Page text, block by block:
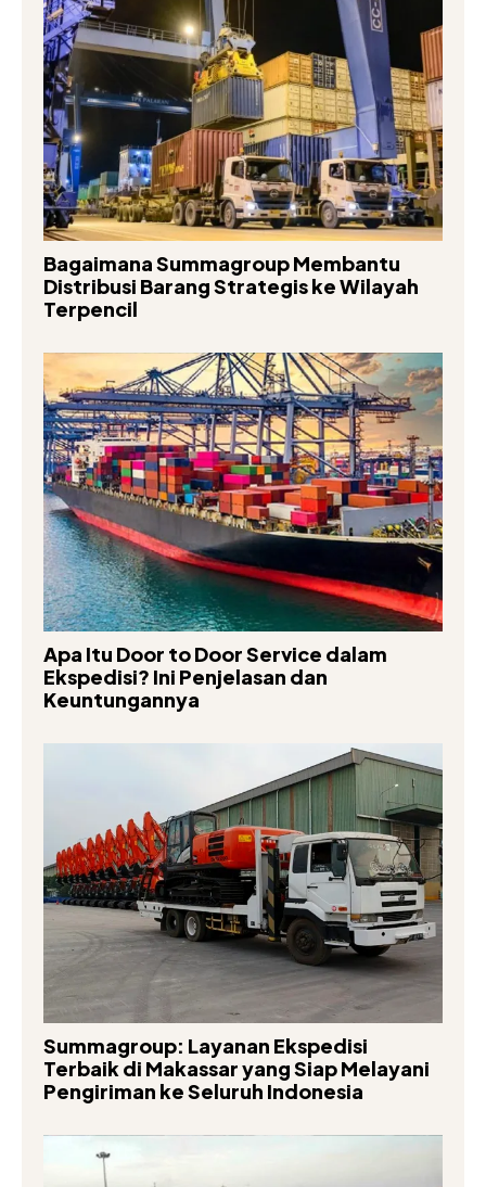
Bagaimana Summagroup Membantu
Distribusi Barang Strategis ke Wilayah
Terpencil
Apa Itu Door to Door Service dalam
Ekspedisi? Ini Penjelasan dan
Keuntungannya
Summagroup: Layanan Ekspedisi
Terbaik di Makassar yang Siap Melayani
Pengiriman ke Seluruh Indonesia